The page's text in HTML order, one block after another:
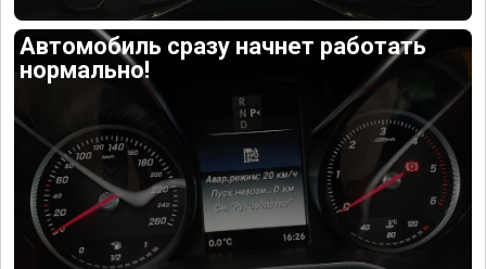
Автомобиль сразу начнет работать
нормально!